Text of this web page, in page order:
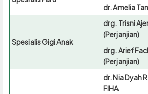
dr. Amelia
Spesialis Gigi Anak
drg. Trisni
(Perjanjian)
drg. Arief
(Perjanjian)
dr. Nia Dyah
FIHA